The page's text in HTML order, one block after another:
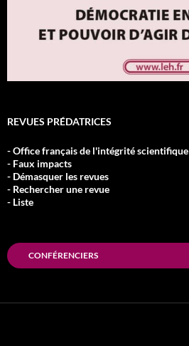
REVUES PRÉDATRICES
- Office français de l'intégrité scientifique
- Faux impacts
- Démasquer les revues
- Rechercher une revue
- Liste
CONFÉRENCIERS